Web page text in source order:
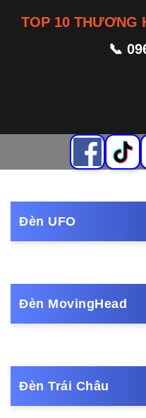
TOP 10 THƯƠNG
📞
Đèn UFO
Đèn MovingHead
Đèn Trái Châu